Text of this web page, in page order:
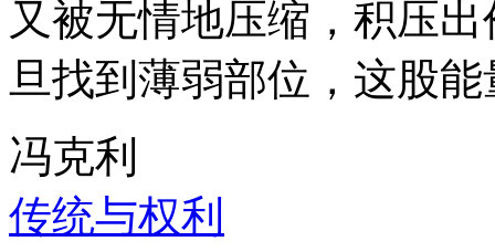
又被无情地压缩，积压
旦找到薄弱部位，这股
冯克利
传统与权利